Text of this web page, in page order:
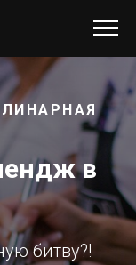
в
битву?!